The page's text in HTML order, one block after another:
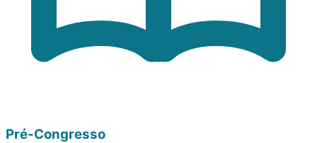
Pré-Congresso